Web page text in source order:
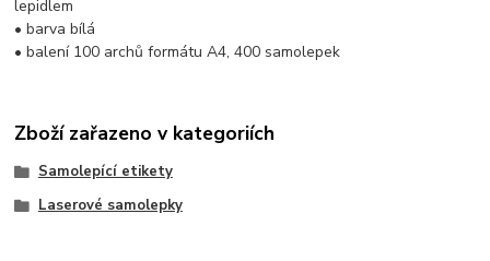
lepidlem
• barva bílá
• balení 100 archů formátu A4, 400 samolepek
Zboží zařazeno v kategoriích
Samolepící etikety
Laserové samolepky